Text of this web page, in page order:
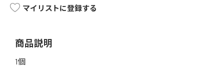
マイリストに登録する
商品説明
1個